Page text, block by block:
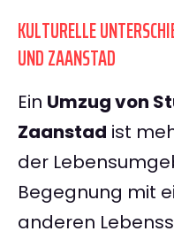
KULTURELLE
UND ZAANSTAD
Ein Umzug von
Zaanstad ist
der
Begegnung mit
anderen